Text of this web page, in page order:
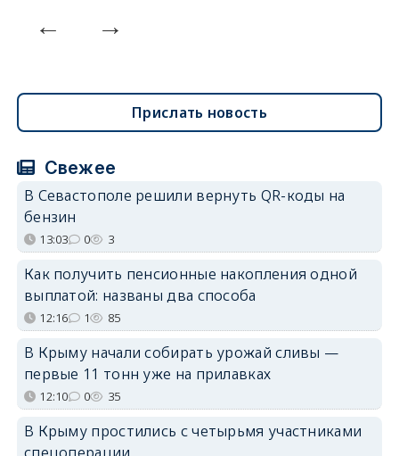
Прислать новость
Свежее
В Севастополе решили вернуть QR-коды на
бензин
13:03 0 3
Как получить пенсионные накопления одной
выплатой: названы два способа
12:16 1 85
В Крыму начали собирать урожай сливы —
первые 11 тонн уже на прилавках
12:10 0 35
В Крыму простились с четырьмя участниками